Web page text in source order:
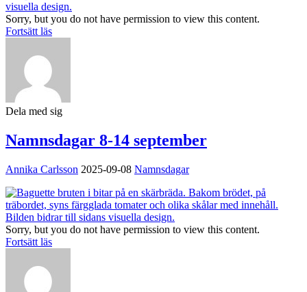
Sorry, but you do not have permission to view this content.
Fortsätt läs
Dela med sig
Namnsdagar 8-14 september
Annika Carlsson 2025-09-08 Namnsdagar
Sorry, but you do not have permission to view this content.
Fortsätt läs